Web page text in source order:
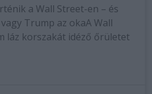
a Wall Street-en – és
Trump az okaA Wall
láz korszakát idéző őrületet